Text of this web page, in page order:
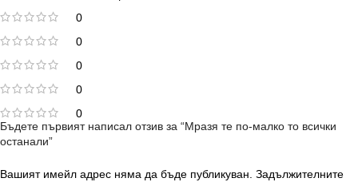
0
0
0
0
0
Бъдете първият написал отзив за “Мразя те по-малко то всички
останали”
Вашият имейл адрес няма да бъде публикуван. Задължителните